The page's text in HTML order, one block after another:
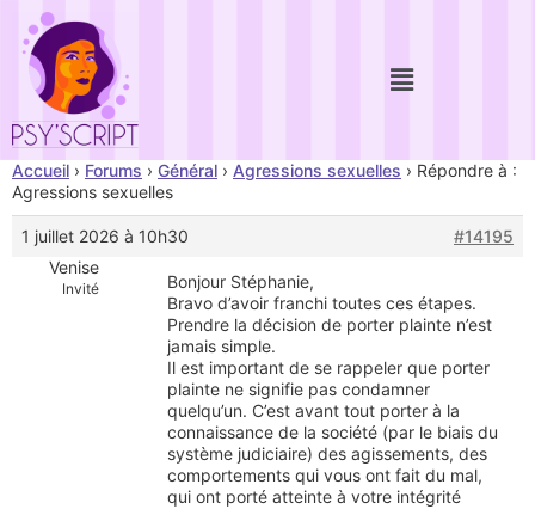
Accueil › Forums › Général › Agressions sexuelles › Répondre à :
Agressions sexuelles
1 juillet 2026 à 10h30
#14195
Venise
Invité
Bonjour Stéphanie,
Bravo d’avoir franchi toutes ces étapes.
Prendre la décision de porter plainte n’est
jamais simple.
Il est important de se rappeler que porter
plainte ne signifie pas condamner
quelqu’un. C’est avant tout porter à la
connaissance de la société (par le biais du
système judiciaire) des agissements, des
comportements qui vous ont fait du mal,
qui ont porté atteinte à votre intégrité